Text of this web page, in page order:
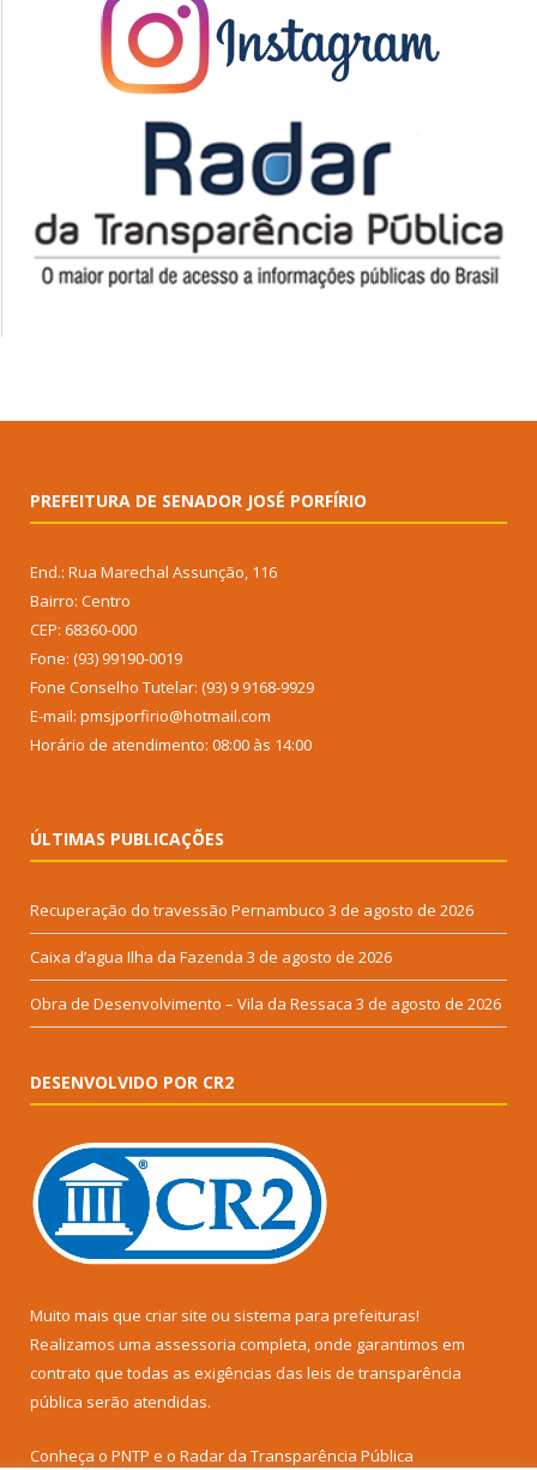
PREFEITURA DE SENADOR JOSÉ PORFÍRIO
End.: Rua Marechal Assunção, 116
Bairro: Centro
CEP: 68360-000
Fone: (93) 99190-0019
Fone Conselho Tutelar: (93) 9 9168-9929
E-mail: pmsjporfirio@hotmail.com
Horário de atendimento: 08:00 às 14:00
ÚLTIMAS PUBLICAÇÕES
Recuperação do travessão Pernambuco 3 de agosto de 2026
Caixa d’agua Ilha da Fazenda 3 de agosto de 2026
Obra de Desenvolvimento – Vila da Ressaca 3 de agosto de 2026
DESENVOLVIDO POR CR2
Muito mais que criar site ou sistema para prefeituras!
Realizamos uma assessoria completa, onde garantimos em
contrato que todas as exigências das leis de transparência
pública serão atendidas.
Conheça o PNTP e o Radar da Transparência Pública